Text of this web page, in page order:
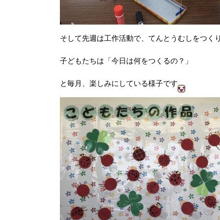
そして先週は工作活動で、てんとうむしをつく
子どもたちは「今日は何をつくるの？」
と毎月、楽しみにしている様子です